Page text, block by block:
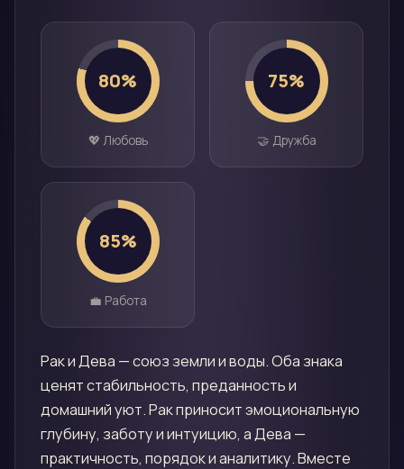
80%
💖 Любовь
75%
🤝 Дружба
85%
💼 Работа
Рак и Дева — союз земли и воды. Оба знака
ценят стабильность, преданность и
домашний уют. Рак приносит эмоциональную
глубину, заботу и интуицию, а Дева —
практичность, порядок и аналитику. Вместе